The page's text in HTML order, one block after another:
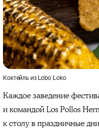
Коктейль из Lobo Loko
Каждое заведение
и командой Los Pollos
к столу в праздничные